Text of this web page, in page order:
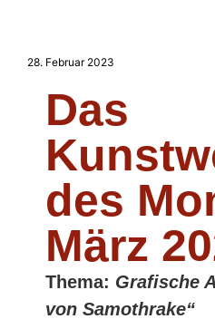
28. Februar 2023
Das
des
März
Thema: Grafische
von Samothrake“